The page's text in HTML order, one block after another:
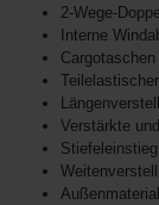
2-Wege-
Interne
Verstärkte